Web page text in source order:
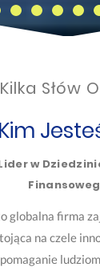
Kilka Słów
Kim
w
globalna firma
na czele